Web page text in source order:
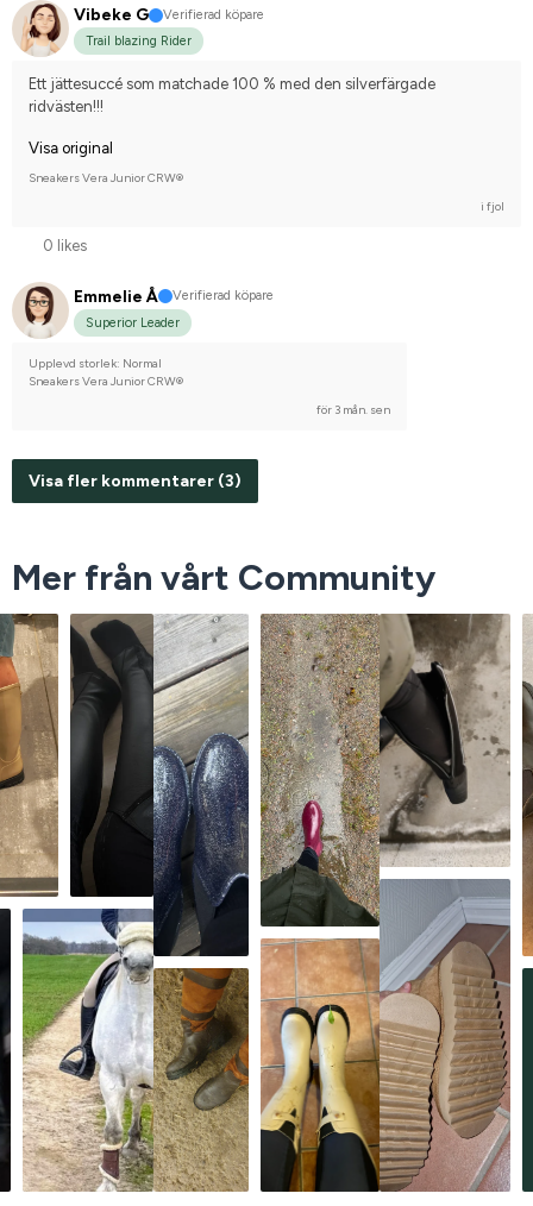
Vibeke G
Verifierad köpare
Trail blazing Rider
Ett jättesuccé som matchade 100 % med den silverfärgade
ridvästen!!!
Visa original
Sneakers Vera Junior CRW®
i fjol
0 likes
Emmelie Å
Verifierad köpare
Superior Leader
Upplevd storlek: Normal
Sneakers Vera Junior CRW®
för 3 mån. sen
Visa fler kommentarer (3)
Mer från vårt Community